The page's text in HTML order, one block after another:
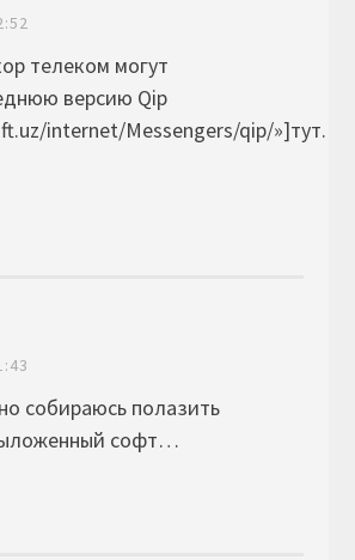
телеком могут
версию Qip
internet/Messengers/qip/»]тут.
собираюсь полазить
софт…